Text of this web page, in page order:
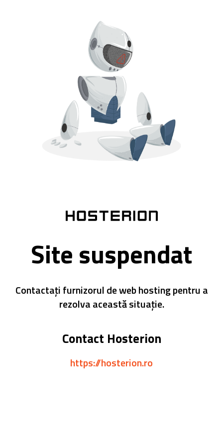
Site suspendat
Contactați furnizorul de web hosting pentru a
rezolva această situație.
Contact Hosterion
https://hosterion.ro